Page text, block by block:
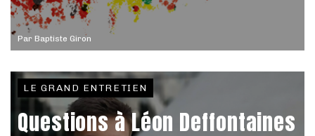
Par Baptiste Giron
LE GRAND ENTRETIEN
Questions à Léon Deffontaines